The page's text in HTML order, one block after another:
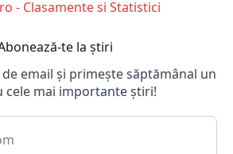
te la știri
email și primește săptămânal un
cele mai importante știri!